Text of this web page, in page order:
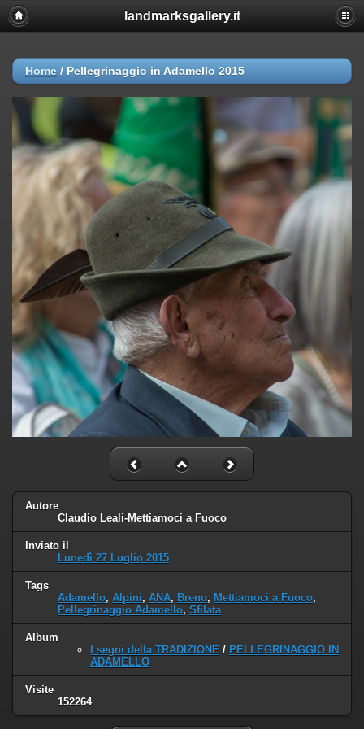
landmarksgallery.it
Home / Pellegrinaggio in Adamello 2015
Autore
Claudio Leali-Mettiamoci a Fuoco
Inviato il
Lunedì 27 Luglio 2015
Tags
Adamello, Alpini, ANA, Breno, Mettiamoci a Fuoco,
Pellegrinaggio Adamello, Sfilata
Album
I segni della TRADIZIONE / PELLEGRINAGGIO IN
ADAMELLO
Visite
152264